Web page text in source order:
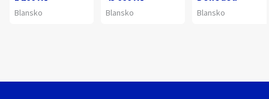
Blansko Blansko Blansko